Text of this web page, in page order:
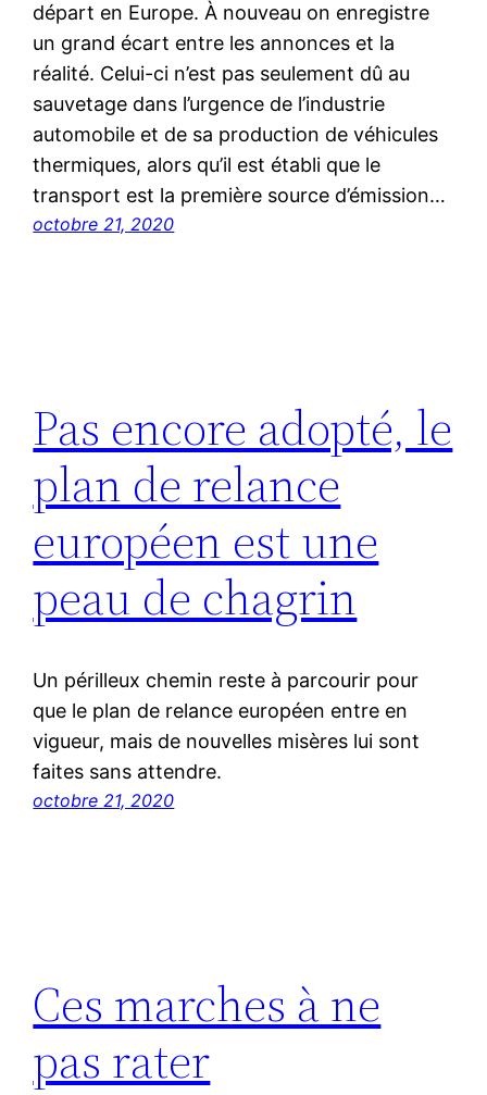
départ en Europe. À nouveau on enregistre
un grand écart entre les annonces et la
réalité. Celui-ci n’est pas seulement dû au
sauvetage dans l’urgence de l’industrie
automobile et de sa production de véhicules
thermiques, alors qu’il est établi que le
transport est la première source d’émission…
octobre 21, 2020
Pas encore adopté, le
plan de relance
européen est une
peau de chagrin
Un périlleux chemin reste à parcourir pour
que le plan de relance européen entre en
vigueur, mais de nouvelles misères lui sont
faites sans attendre.
octobre 21, 2020
Ces marches à ne
pas rater